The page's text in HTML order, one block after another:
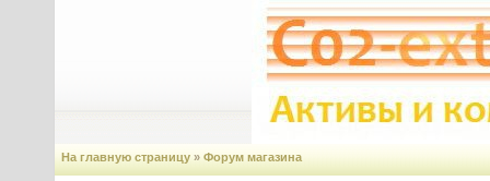
На главную страницу » Форум магазина